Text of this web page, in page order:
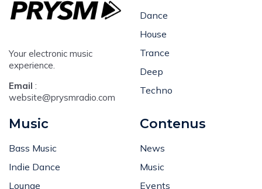
Your electronic music
experience.
Email :
website@prysmradio.com
Dance
House
Trance
Deep
Techno
Music
Bass Music
Indie Dance
Lounge
Contenus
News
Music
Events